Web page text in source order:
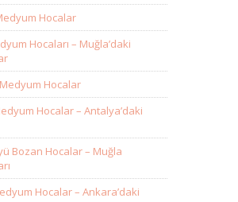
Hocalar
Hocaları – Muğla’daki
Hocalar
Hocalar – Antalya’daki
Bozan Hocalar – Muğla
Hocalar – Ankara’daki